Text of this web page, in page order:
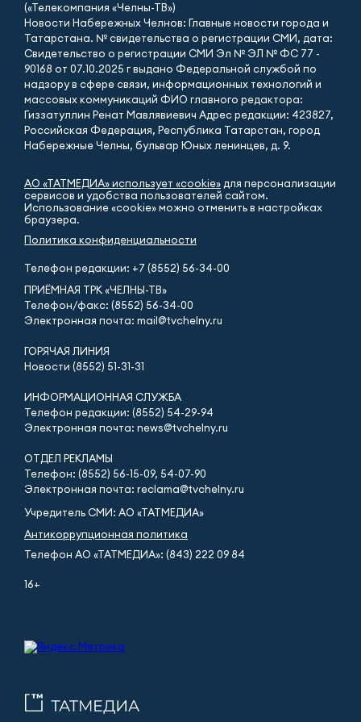
(«Телекомпания «Челны-ТВ»)
Новости Набережных Челнов: Главные новости города и
Татарстана. № свидетельства о регистрации СМИ, дата:
Свидетельство о регистрации СМИ Эл № ЭЛ № ФС 77 -
90168 от 07.10.2025 г выдано Федеральной службой по
надзору в сфере связи, информационных технологий и
массовых коммуникаций ФИО главного редактора:
Гиззатуллин Ренат Мавлявиевич Адрес редакции: 423827,
Российская Федерация, Республика Татарстан, город
Набережные Челны, бульвар Юных ленинцев, д. 9.
АО «ТАТМЕДИА» использует «cookie»для персонализации
сервисов и удобства пользователей сайтом.
Использование «cookie» можно отменить в настройках
браузера.
Политика конфиденциальности
Телефон редакции: +7 (8552) 56-34-00
ПРИЁМНАЯ ТРК «ЧЕЛНЫ-ТВ»
Телефон/факс: (8552) 56-34-00
Электронная почта: mail@tvchelny.ru
ГОРЯЧАЯ ЛИНИЯ
Новости (8552) 51-31-31
ИНФОРМАЦИОННАЯ СЛУЖБА
Телефон редакции: (8552) 54-29-94
Электронная почта: news@tvchelny.ru
ОТДЕЛ РЕКЛАМЫ
Телефон: (8552) 56-15-09, 54-07-90
Электронная почта: reclama@tvchelny.ru
Учредитель СМИ: АО «ТАТМЕДИА»
Антикоррупционная политика
Телефон АО «ТАТМЕДИА»: (843) 222 09 84
16+